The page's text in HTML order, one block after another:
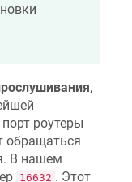
,
роутеры
обращаться
В нашем
16632 . Этот